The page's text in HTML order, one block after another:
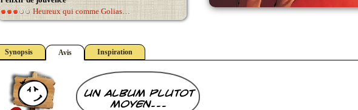
Heureux qui comme Golias…
Synopsis Avis Inspiration
un album plutot
moyen...